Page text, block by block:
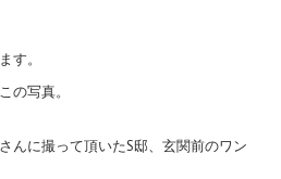
す。
の写真。
んに撮って頂いたS邸、玄関前のワン